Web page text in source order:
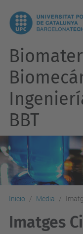
BBT
Inicio Media
Imatges